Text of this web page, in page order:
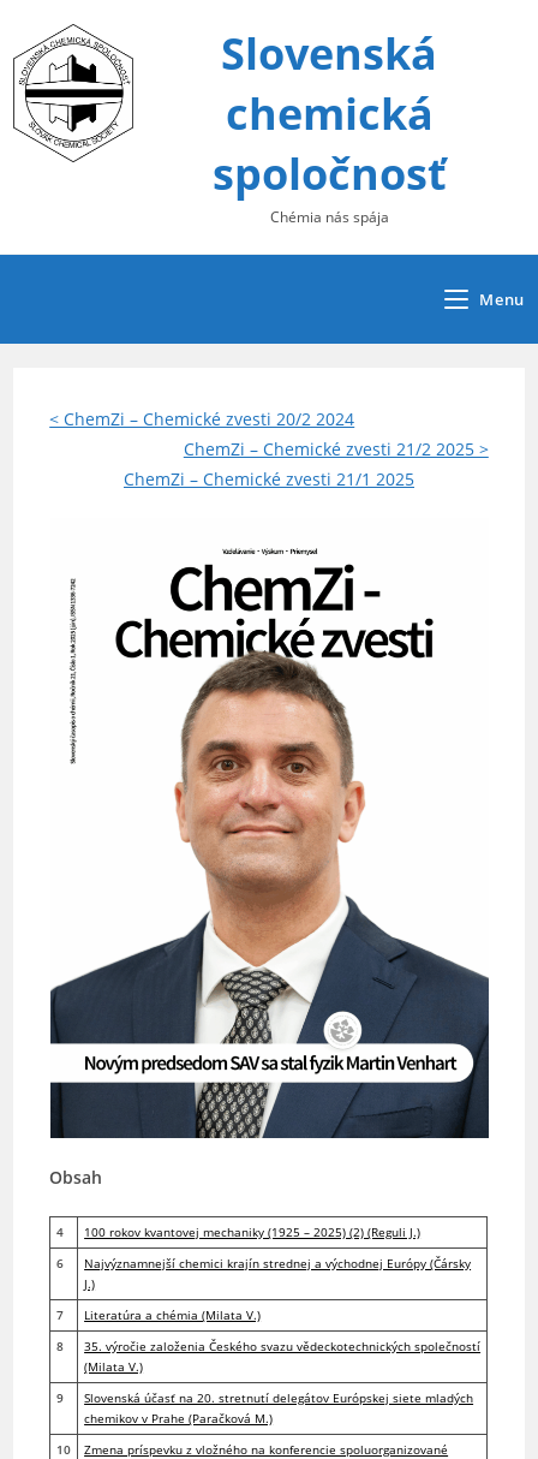
content
Slovenská
chemická
spoločnosť
Chémia nás spája
Menu
< ChemZi – Chemické zvesti 20/2 2024
ChemZi – Chemické zvesti 21/2 2025 >
ChemZi – Chemické zvesti 21/1 2025
Obsah
4
100 rokov kvantovej mechaniky (1925 – 2025) (2) (Reguli J.)
6
Najvýznamnejší chemici krajín strednej a východnej Európy (Čársky
J.)
7
Literatúra a chémia (Milata V.)
8
35. výročie založenia Českého svazu vědeckotechnických společností
(Milata V.)
9
Slovenská účasť na 20. stretnutí delegátov Európskej siete mladých
chemikov v Prahe (Paračková M.)
10
Zmena príspevku z vložného na konferencie spoluorganizované